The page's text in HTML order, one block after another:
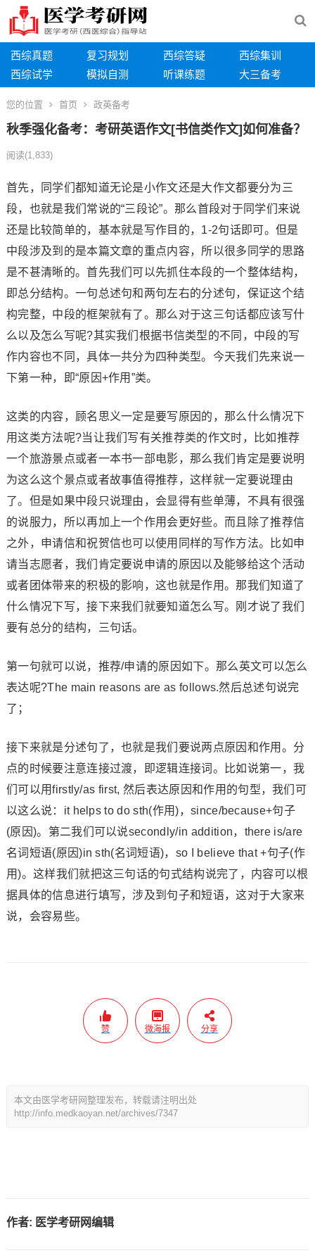
西综真题 复习规划 西综答疑
西综集训
西综试学
模拟自测 听课练题 大三备考
您的位置 首页 政英备考
秋季强化备考：考研英语作文[书信类作文]如何准备？
阅读(1,833)
首先，同学们都知道无论是小作文还是大作文都要分为三
段，也就是我们常说的“三段论”。那么首段对于同学们来说
还是比较简单的，基本就是写作目的，1-2句话即可。但是
中段涉及到的是本篇文章的重点内容，所以很多同学的思路
是不甚清晰的。首先我们可以先抓住本段的一个整体结构，
即总分结构。一句总述句和两句左右的分述句，保证这个结
构完整，中段的框架就有了。那么对于这三句话都应该写什
么以及怎么写呢?其实我们根据书信类型的不同，中段的写
作内容也不同，具体一共分为四种类型。今天我们先来说一
下第一种，即“原因+作用”类。
这类的内容，顾名思义一定是要写原因的，那么什么情况下
用这类方法呢?当让我们写有关推荐类的作文时，比如推荐
一个旅游景点或者一本书一部电影，那么我们肯定是要说明
为这么这个景点或者故事值得推荐，这样就一定要说理由
了。但是如果中段只说理由，会显得有些单薄，不具有很强
的说服力，所以再加上一个作用会更好些。而且除了推荐信
之外，申请信和祝贺信也可以使用同样的写作方法。比如申
请当志愿者，我们肯定要说申请的原因以及能够给这个活动
或者团体带来的积极的影响，这也就是作用。那我们知道了
什么情况下写，接下来我们就要知道怎么写。刚才说了我们
要有总分的结构，三句话。
第一句就可以说，推荐/申请的原因如下。那么英文可以怎么
表达呢?The main reasons are as follows.然后总述句说完
了；
接下来就是分述句了，也就是我们要说两点原因和作用。分
点的时候要注意连接过渡，即逻辑连接词。比如说第一，我
们可以用firstly/as first, 然后表达原因和作用的句型，我们可
以这么说：it helps to do sth(作用)，since/because+句子
(原因)。第二我们可以说secondly/in addition，there is/are
名词短语(原因)in sth(名词短语)，so I believe that +句子(作
用)。这样我们就把这三句话的句式结构说完了，内容可以根
据具体的信息进行填写，涉及到句子和短语，这对于大家来
说，会容易些。
赞 微海报 分享
本文由医学考研网整理发布，转载请注明出处
http://info.medkaoyan.net/archives/7347
作者: 医学考研网编辑